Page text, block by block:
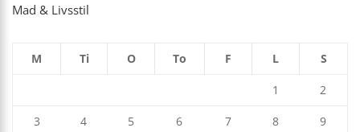
Mad & Livsstil
M Ti O To F L S
1 2
3 4 5 6 7 8 9